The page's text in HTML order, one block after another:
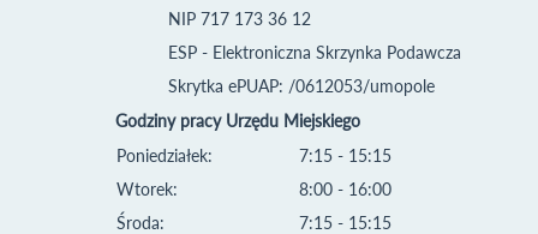
NIP 717 173 36 12
ESP - Elektroniczna Skrzynka Podawcza
Skrytka ePUAP: /0612053/umopole
Godziny pracy Urzędu Miejskiego
Poniedziałek:
Wtorek:
Środa:
7:15 - 15:15
8:00 - 16:00
7:15 - 15:15